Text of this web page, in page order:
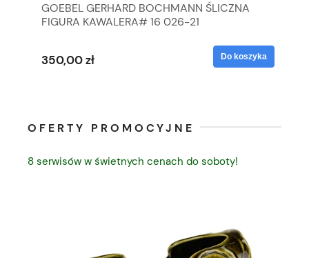
GOEBEL GERHARD BOCHMANN ŚLICZNA
FIGURA KAWALERA# 16 026-21
350,00 zł Do koszyka
OFERTY PROMOCYJNE
8 serwisów w świetnych cenach do soboty!